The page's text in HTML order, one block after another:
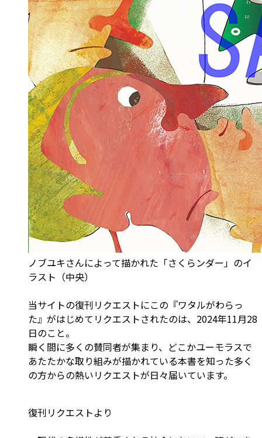
ノブユキさんによって描かれた「さくらンダー」のイ
ラスト（中央）
当サイトの復刊リクエストにこの『ワタルがわらっ
た』がはじめてリクエストされたのは、2024年11月28
日のこと。
瞬く間に多くの賛同者が集まり、どこかユーモラスで
あたたかな取り組みが描かれている本書を知った多く
の方からの熱いリクエストが日々届いています。
復刊リクエストより